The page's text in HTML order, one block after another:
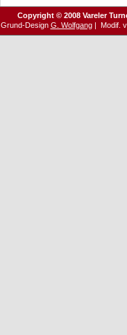
Copyright © 2008 Vareler
Grund-Design G. Wolfgang| Modif.